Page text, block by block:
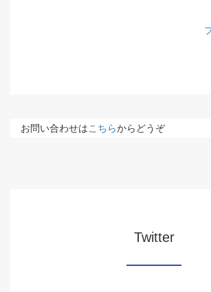
お問い合わせはこちらからどうぞ
Twitter